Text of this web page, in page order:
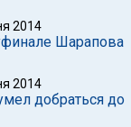
2014
Шарапова
2014
добраться до